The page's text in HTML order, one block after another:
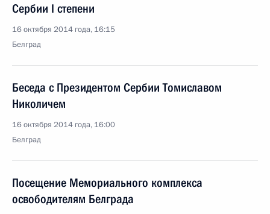
Сербии I степени
16 октября 2014 года, 16:15
Белград
Беседа с Президентом Сербии Томиславом
Николичем
16 октября 2014 года, 16:00
Белград
Посещение Мемориального комплекса
освободителям Белграда